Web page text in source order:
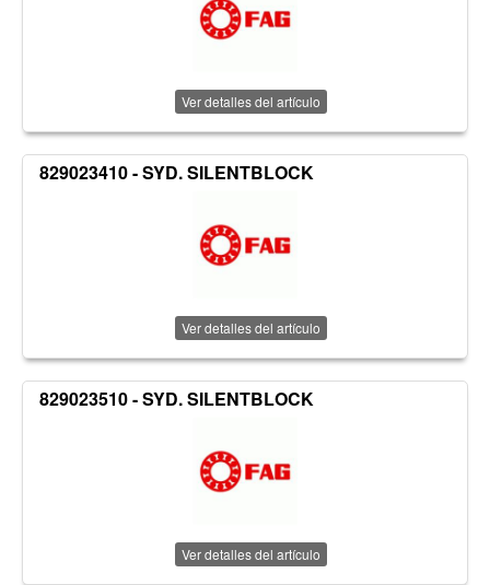
Ver detalles del artículo
829023410 - SYD. SILENTBLOCK
Ver detalles del artículo
829023510 - SYD. SILENTBLOCK
Ver detalles del artículo